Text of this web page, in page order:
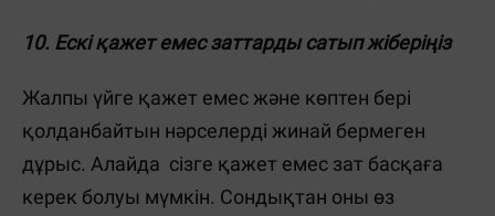
10. Ескі қажет емес заттарды сатып жіберіңіз
Жалпы үйге қажет емес және көптен бері
қолданбайтын нәрселерді жинай бермеген
дұрыс. Алайда сізге қажет емес зат басқаға
керек болуы мүмкін. Сондықтан оны өз